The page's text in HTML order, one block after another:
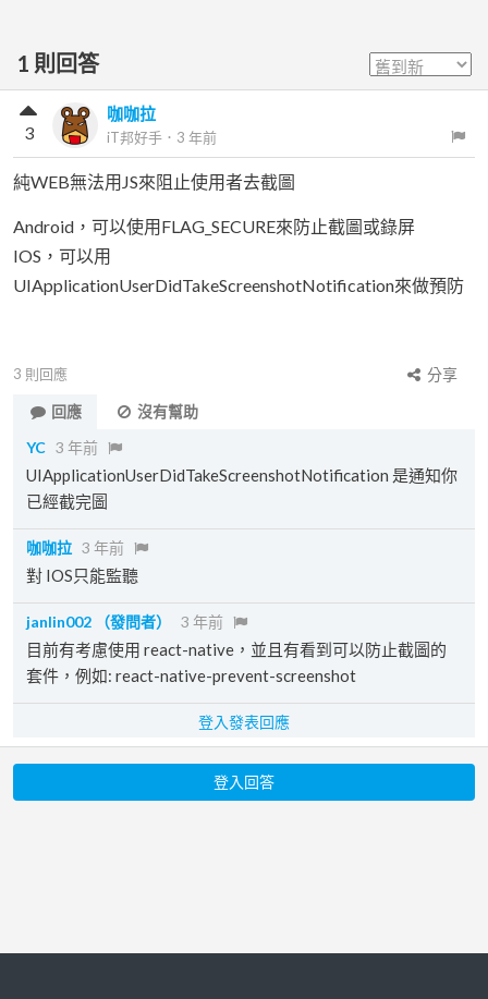
1 則回答
咖咖拉
iT邦好手 ． 3 年前
3
純WEB無法用JS來阻止使用者去截圖
Android，可以使用FLAG_SECURE來防止截圖或錄屏
IOS，可以用
UIApplicationUserDidTakeScreenshotNotification來做預防
3 則回應
分享
回應
沒有幫助
YC 3 年前
UIApplicationUserDidTakeScreenshotNotification 是通知你
已經截完圖
咖咖拉 3 年前
對 IOS只能監聽
janlin002 （發問者） 3 年前
目前有考慮使用 react-native，並且有看到可以防止截圖的
套件，例如: react-native-prevent-screenshot
登入發表回應
登入回答